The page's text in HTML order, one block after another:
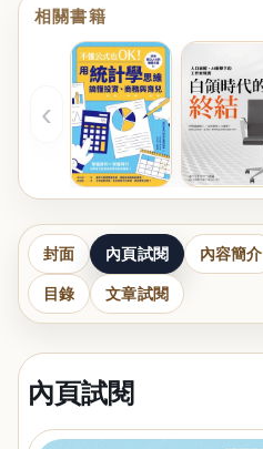
相關書籍
‹
封面 內頁試閱 內容簡介
目錄 文章試閱
內頁試閱